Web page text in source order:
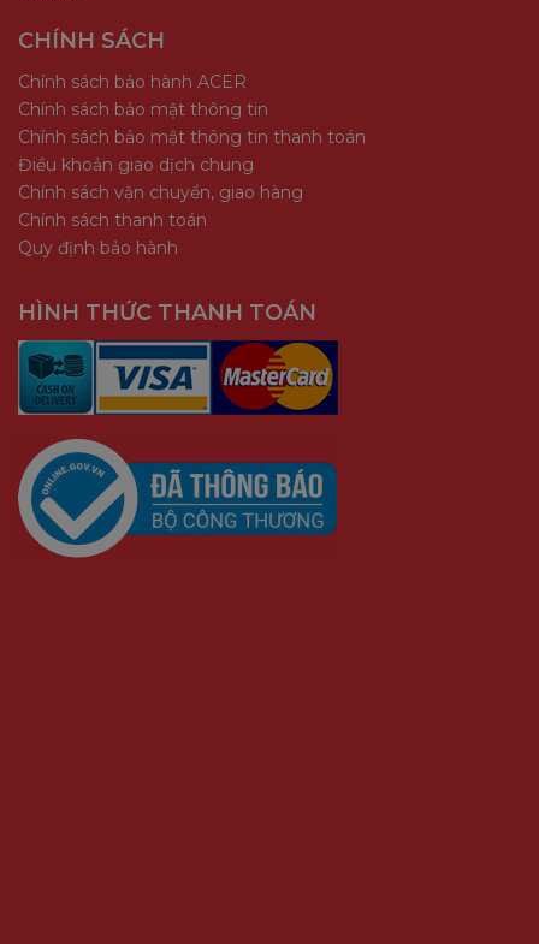
CHÍNH SÁCH
Chính sách bảo hành ACER
Chính sách bảo mật thông tin
Chính sách bảo mật thông tin thanh toán
Điều khoản giao dịch chung
Chính sách vận chuyển, giao hàng
Chính sách thanh toán
Quy định bảo hành
HÌNH THỨC THANH TOÁN